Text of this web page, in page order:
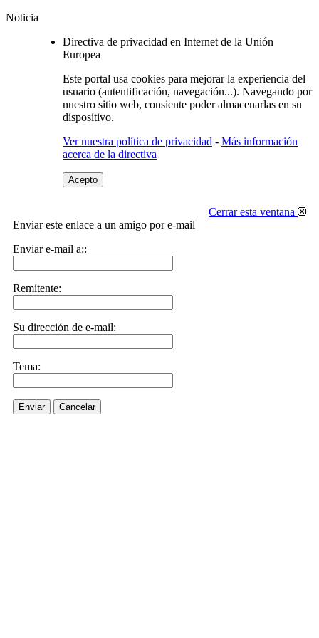
Noticia
Directiva de privacidad en Internet de la Unión
Europea
Este portal usa cookies para mejorar la experiencia del
usuario (autentificación, navegación...). Navegando por
nuestro sitio web, consiente poder almacenarlas en su
dispositivo.
Ver nuestra política de privacidad - Más información
acerca de la directiva
Acepto
Cerrar esta ventana
Enviar este enlace a un amigo por e-mail
Enviar e-mail a::
Remitente:
Su dirección de e-mail:
Tema:
Enviar Cancelar